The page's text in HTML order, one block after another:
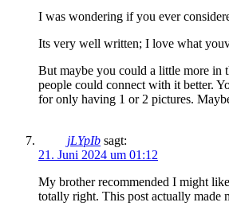
I was wondering if you ever
Its very well written; I love what
But maybe you could a little more in
people could connect with it better.
for only having 1 or 2 pictures.
jLYpIb sagt:
21. Juni 2024 um 01:12
My brother recommended I might
totally right. This post actually made